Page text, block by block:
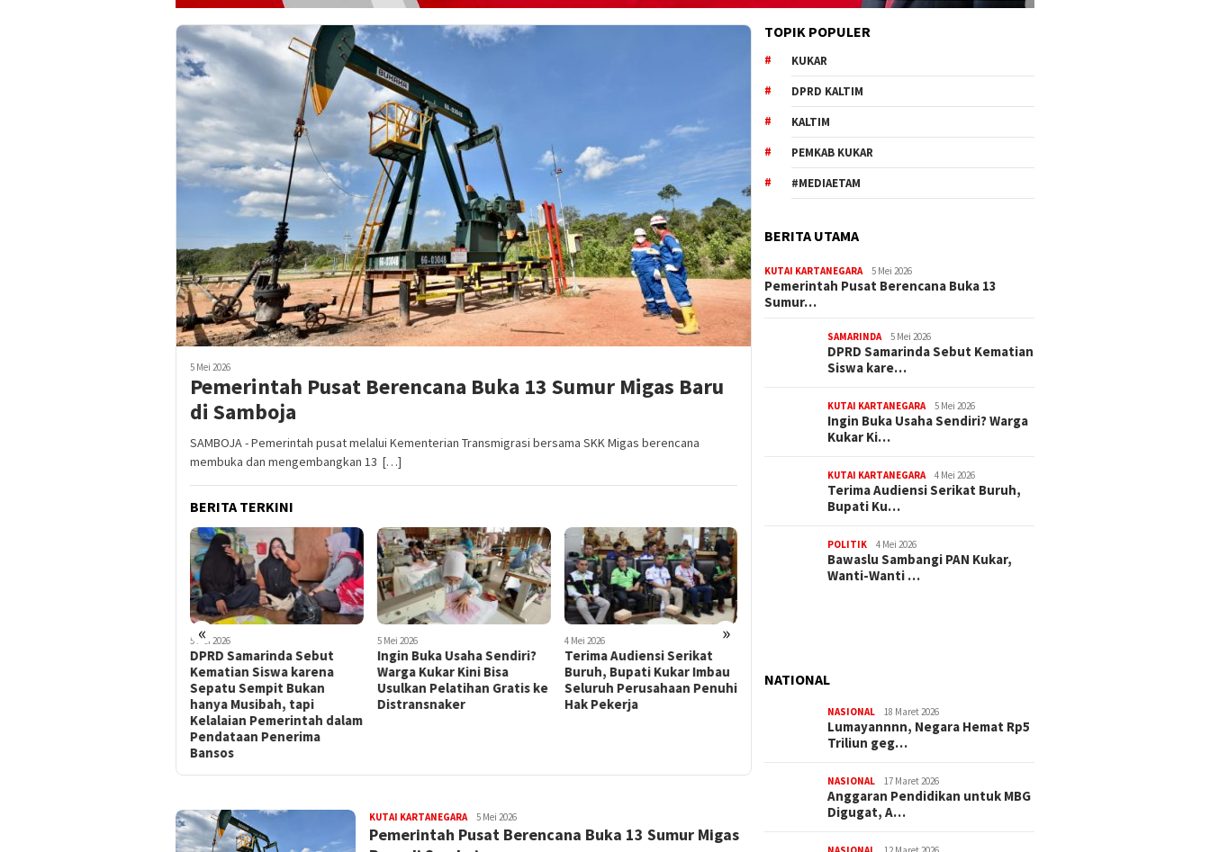
5 Mei 2026
Pemerintah Pusat Berencana Buka 13 Sumur Migas Baru
di Samboja
SAMBOJA - Pemerintah pusat melalui Kementerian Transmigrasi bersama SKK Migas berencana
membuka dan mengembangkan 13 […]
BERITA TERKINI
« »
5 Mei 2026
Ingin Buka Usaha Sendiri?
Warga Kukar Kini Bisa
Usulkan Pelatihan Gratis ke
Distransnaker
4 Mei 2026
Terima Audiensi Serikat
Buruh, Bupati Kukar Imbau
Seluruh Perusahaan Penuhi
Hak Pekerja
4 Mei 2026
Bawaslu Sambangi PAN
Kukar, Wanti-Wanti Terjadi
‘Double’ Kepengurusan di
SIPOL pada Pemilu 2029
Dibuka sampai 26 Mei,
Kuota, S1 Dijatah Rp5 Juta
Kaltim akan Sering Hujan di
MEDIAETAM.COM KUTAI KARTANEGARAeditoredaksi
5 Mei 2026
Pemerintah Pusat Berencana Buka 13 Sumur Migas
TOPIK POPULER
KUKAR
DPRD KALTIM
KALTIM
PEMKAB KUKAR
#MEDIAETAM
BERITA UTAMA
KUTAI KARTANEGARA 5 Mei 2026
Pemerintah Pusat Berencana Buka 13
Sumur…
SAMARINDA 5 Mei 2026
DPRD Samarinda Sebut Kematian
Siswa kare…
KUTAI KARTANEGARA 5 Mei 2026
Ingin Buka Usaha Sendiri? Warga
Kukar Ki…
KUTAI KARTANEGARA 4 Mei 2026
Terima Audiensi Serikat Buruh,
Bupati Ku…
POLITIK 4 Mei 2026
Bawaslu Sambangi PAN Kukar,
Wanti-Wanti …
NATIONAL
NASIONAL 18 Maret 2026
Lumayannnn, Negara Hemat Rp5
Triliun geg…
NASIONAL 17 Maret 2026
Anggaran Pendidikan untuk MBG
Digugat, A…